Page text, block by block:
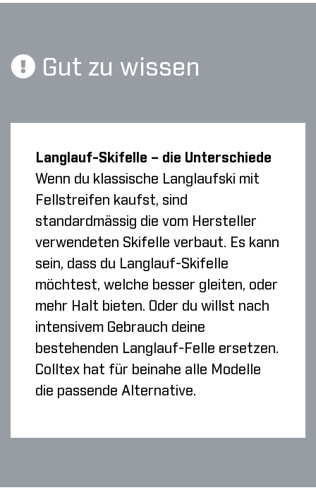
Gut zu wissen
Langlauf-Skifelle – die Unterschiede
Wenn du klassische Langlaufski mit
Fellstreifen kaufst, sind
standardmässig die vom Hersteller
verwendeten Skifelle verbaut. Es kann
sein, dass du Langlauf-Skifelle
möchtest, welche besser gleiten, oder
mehr Halt bieten. Oder du willst nach
intensivem Gebrauch deine
bestehenden Langlauf-Felle ersetzen.
Colltex hat für beinahe alle Modelle
die passende Alternative.